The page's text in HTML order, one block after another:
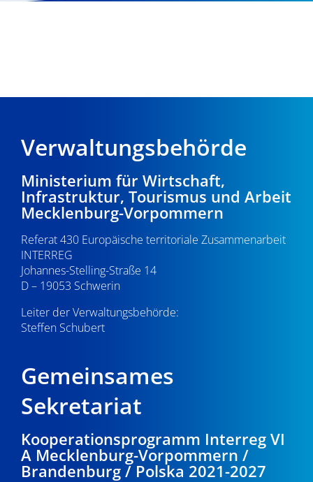
Verwaltungsbehörde
Ministerium für Wirtschaft,
Infrastruktur, Tourismus und Arbeit
Mecklenburg-Vorpommern
Referat 430 Europäische territoriale Zusammenarbeit
INTERREG
Johannes-Stelling-Straße 14
D – 19053 Schwerin
Leiter der Verwaltungsbehörde:
Steffen Schubert
Gemeinsames
Sekretariat
Kooperationsprogramm Interreg VI
A Mecklenburg-Vorpommern /
Brandenburg / Polska 2021-2027